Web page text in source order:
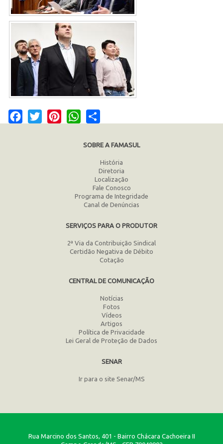
Facebook
Twitter PinterestWhatsApp
SOBRE A FAMASUL
História
Diretoria
Localização
Fale Conosco
Programa de Integridade
Canal de Denúncias
SERVIÇOS PARA O PRODUTOR
2ª Via da Contribuição Sindical
Certidão Negativa de Débito
Cotação
CENTRAL DE COMUNICAÇÃO
Notícias
Fotos
Vídeos
Artigos
Política de Privacidade
Lei Geral de Proteção de Dados
SENAR
Ir para o site Senar/MS
Rua Marcino dos Santos, 401 - Bairro Chácara Cachoeira II